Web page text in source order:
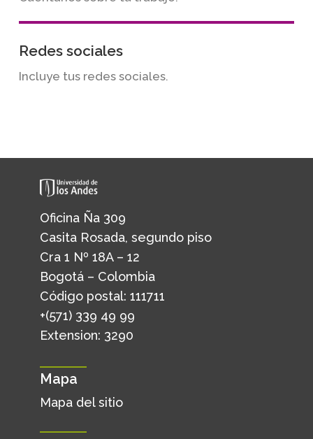
Redes sociales
Incluye tus redes sociales.
Oficina Ña 309
Casita Rosada, segundo piso
Cra 1 Nº 18A – 12
Bogotá – Colombia
Código postal: 111711
+(571) 339 49 99
Extension: 3290
Mapa
Mapa del sitio